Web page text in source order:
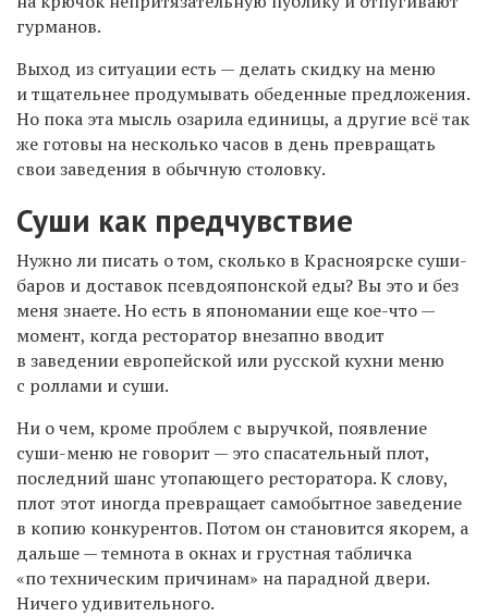
гурманов.
Выход из ситуации есть — делать скидку на меню
и тщательнее продумывать обеденные предложения.
Но пока эта мысль озарила единицы, а другие всё так
же готовы на несколько часов в день превращать
свои заведения в обычную столовку.
Суши как предчувствие
Нужно ли писать о том, сколько в Красноярске суши-
баров и доставок псевдояпонской еды? Вы это и без
меня знаете. Но есть в япономании еще кое-что —
момент, когда ресторатор внезапно вводит
в заведении европейской или русской кухни меню
с роллами и суши.
Ни о чем, кроме проблем с выручкой, появление
суши-меню не говорит — это спасательный плот,
последний шанс утопающего ресторатора. К слову,
плот этот иногда превращает самобытное заведение
в копию конкурентов. Потом он становится якорем, а
дальше — темнота в окнах и грустная табличка
«по техническим причинам» на парадной двери.
Ничего удивительного.